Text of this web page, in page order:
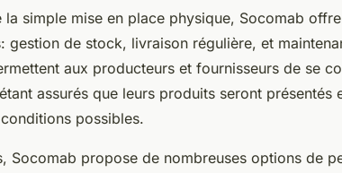
la simple mise en place physique, Socomab
gestion de stock, livraison régulière, et
aux producteurs et fournisseurs de se
assurés que leurs produits seront présentés
possibles.
Socomab propose de nombreuses options de